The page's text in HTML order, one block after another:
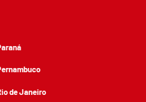
de Janeiro